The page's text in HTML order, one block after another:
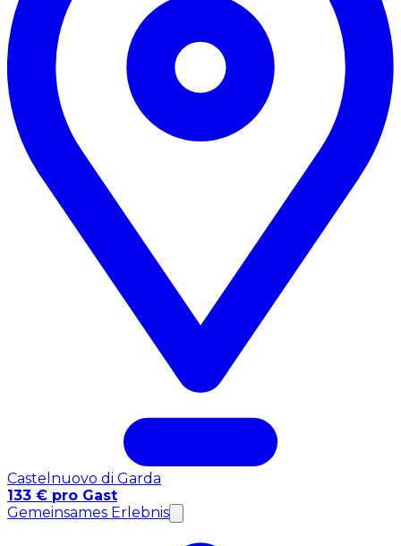
Castelnuovo di Garda
133 € pro Gast
Gemeinsames Erlebnis